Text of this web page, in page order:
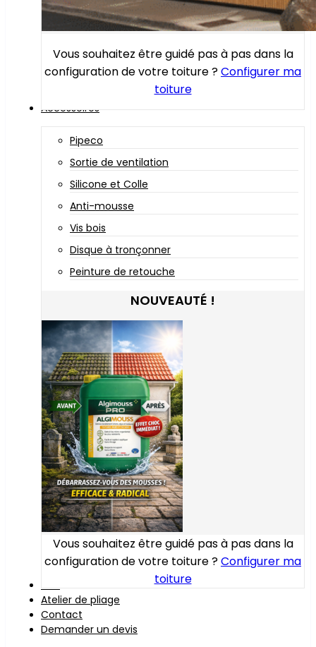
Vous souhaitez être guidé pas à pas dans la
configuration de votre toiture ?Configurer ma
toiture
Accessoires
Pipeco
Sortie de ventilation
Silicone et Colle
Anti-mousse
Vis bois
Disque à tronçonner
Peinture de retouche
NOUVEAUTÉ !
Vous souhaitez être guidé pas à pas dans la
configuration de votre toiture ?Configurer ma
toiture
Atelier de pliage
Contact
Demander un devis